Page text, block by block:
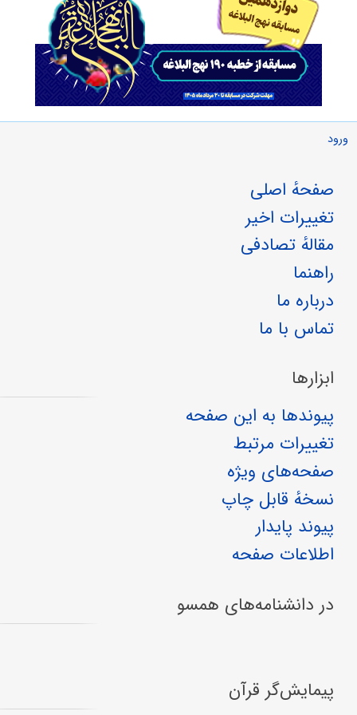
ورود
صفحهٔ اصلی
تغییرات اخیر
مقالهٔ تصادفی
راهنما
درباره ما
تماس با ما
ابزارها
پیوندها به این صفحه
تغییرات مرتبط
صفحه‌های ویژه
نسخهٔ قابل چاپ
پیوند پایدار
اطلاعات صفحه
در دانشنامه‌های همسو
پیمایش‌گر قرآن